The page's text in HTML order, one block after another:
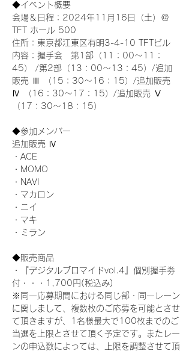
◆イベント概要
会場＆日程：2024年11月16日（土）＠
TFT ホール 500
住所：東京都江東区有明3-4-10 TFTビル
内容：握手会　第1部（11：00～11：
45） /第2部（13：00～13：45）/追加
販売 Ⅲ （15：30～16：15）/追加販売
Ⅳ （16：30～17：15）/追加販売 Ⅴ
（17：30～18：15）
◆参加メンバー
追加販売 Ⅳ
・ACE
・MOMO
・NAVI
・マカロン
・ニイ
・マキ
・ミラン
◆販売商品
・『デジタルブロマイドvol.4』個別握手券
付・・・1,700円(税込み)
※同一応募期間における同じ部・同一レーン
に関しまして、複数枚のご応募を可能とさせ
て頂きますが、1名様最大で100枚までのご
当選を上限とさせて頂く予定です。またレー
ンの申込数によっては、上限を調整させて頂